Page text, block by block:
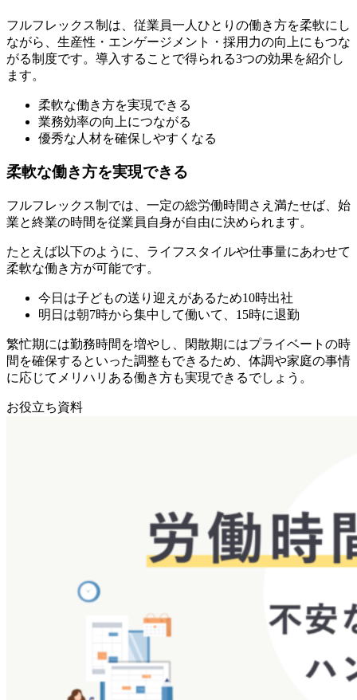
フルフレックス制は、従業員一人ひとりの働き方を柔軟にし
ながら、生産性・エンゲージメント・採用力の向上にもつな
がる制度です。導入することで得られる3つの効果を紹介し
ます。
柔軟な働き方を実現できる
業務効率の向上につながる
優秀な人材を確保しやすくなる
柔軟な働き方を実現できる
フルフレックス制では、一定の総労働時間さえ満たせば、始
業と終業の時間を従業員自身が自由に決められます。
たとえば以下のように、ライフスタイルや仕事量にあわせて
柔軟な働き方が可能です。
今日は子どもの送り迎えがあるため10時出社
明日は朝7時から集中して働いて、15時に退勤
繁忙期には勤務時間を増やし、閑散期にはプライベートの時
間を確保するといった調整もできるため、体調や家庭の事情
に応じてメリハリある働き方も実現できるでしょう。
お役立ち資料